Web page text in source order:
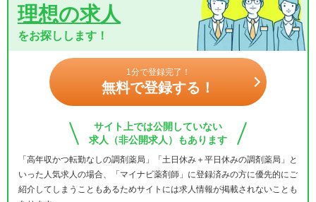
理想の求人
をお探しします！
1分で登録完了！
無料で登録する！
サイト上では公開していない
求人（非公開求人）もあります
「高年収かつ転勤なしの調剤薬局」「土日休み＋平日休みの調剤薬局」と
いった人気求人の場合、「マイナビ薬剤師」に登録済みの方に優先的にご
紹介してしまうこともあるためサイトには求人情報が掲載されないことも